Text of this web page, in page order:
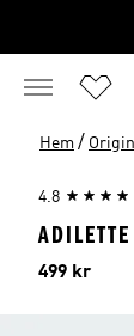
Hem /
4.8
Pris
499 kr